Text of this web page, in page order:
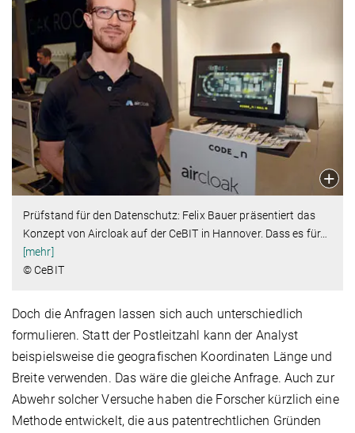
Prüfstand für den Datenschutz: Felix Bauer präsentiert das
Konzept von Aircloak auf der CeBIT in Hannover. Dass es für…
[mehr]
© CeBIT
Doch die Anfragen lassen sich auch unterschiedlich
formulieren. Statt der Postleitzahl kann der Analyst
beispielsweise die geografischen Koordinaten Länge und
Breite verwenden. Das wäre die gleiche Anfrage. Auch zur
Abwehr solcher Versuche haben die Forscher kürzlich eine
Methode entwickelt, die aus patentrechtlichen Gründen